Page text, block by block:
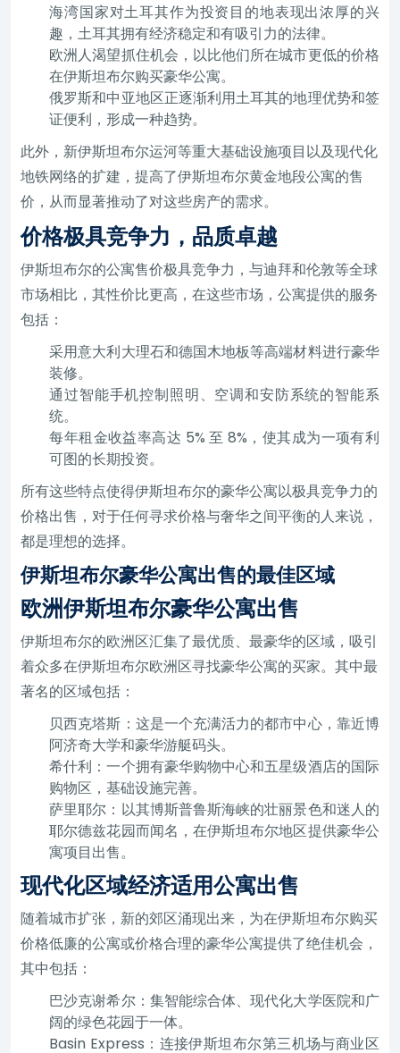
海湾国家对土耳其作为投资目的地表现出浓厚的兴
趣，土耳其拥有经济稳定和有吸引力的法律。
欧洲人渴望抓住机会，以比他们所在城市更低的价格
在伊斯坦布尔购买豪华公寓。
俄罗斯和中亚地区正逐渐利用土耳其的地理优势和签
证便利，形成一种趋势。
此外，新伊斯坦布尔运河等重大基础设施项目以及现代化
地铁网络的扩建，提高了伊斯坦布尔黄金地段公寓的售
价，从而显著推动了对这些房产的需求。
价格极具竞争力，品质卓越
伊斯坦布尔的公寓售价极具竞争力，与迪拜和伦敦等全球
市场相比，其性价比更高，在这些市场，公寓提供的服务
包括：
采用意大利大理石和德国木地板等高端材料进行豪华
装修。
通过智能手机控制照明、空调和安防系统的智能系
统。
每年租金收益率高达 5% 至 8%，使其成为一项有利
可图的长期投资。
所有这些特点使得伊斯坦布尔的豪华公寓以极具竞争力的
价格出售，对于任何寻求价格与奢华之间平衡的人来说，
都是理想的选择。
伊斯坦布尔豪华公寓出售的最佳区域
欧洲伊斯坦布尔豪华公寓出售
伊斯坦布尔的欧洲区汇集了最优质、最豪华的区域，吸引
着众多在伊斯坦布尔欧洲区寻找豪华公寓的买家。其中最
著名的区域包括：
贝西克塔斯：这是一个充满活力的都市中心，靠近博
阿济奇大学和豪华游艇码头。
希什利：一个拥有豪华购物中心和五星级酒店的国际
购物区，基础设施完善。
萨里耶尔：以其博斯普鲁斯海峡的壮丽景色和迷人的
耶尔德兹花园而闻名，在伊斯坦布尔地区提供豪华公
寓项目出售。
现代化区域经济适用公寓出售
随着城市扩张，新的郊区涌现出来，为在伊斯坦布尔购买
价格低廉的公寓或价格合理的豪华公寓提供了绝佳机会，
其中包括：
巴沙克谢希尔：集智能综合体、现代化大学医院和广
阔的绿色花园于一体。
Basin Express：连接伊斯坦布尔第三机场与商业区